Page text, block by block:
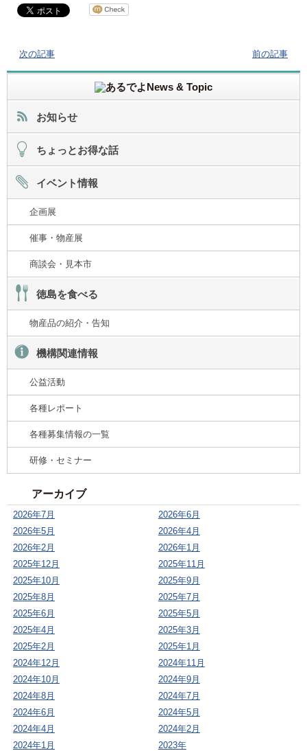
次の記事 前の記事
お知らせ
ちょっとお得な話
イベント情報
企画展
催事・物産展
商談会・見本市
徳島を食べる
物産品の紹介・告知
機構関連情報
公益活動
各種レポート
各種募集情報の一覧
研修・セミナー
アーカイブ
2026年7月
2026年6月
2026年5月
2026年4月
2026年2月
2026年1月
2025年12月
2025年11月
2025年10月
2025年9月
2025年8月
2025年7月
2025年6月
2025年5月
2025年4月
2025年3月
2025年2月
2025年1月
2024年12月
2024年11月
2024年10月
2024年9月
2024年8月
2024年7月
2024年6月
2024年5月
2024年4月
2024年2月
2024年1月
2023年